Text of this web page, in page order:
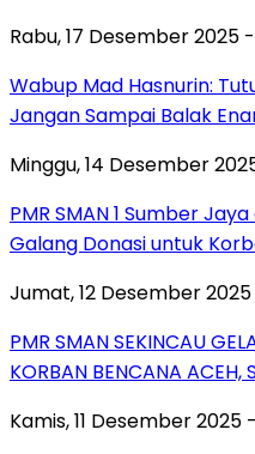
Rabu, 17 Desember 2025 -
Wabup Mad Hasnurin:
Jangan Sampai Balak
Minggu, 14 Desember
PMR SMAN 1 Sumber
Galang Donasi untuk
Jumat, 12 Desember
PMR SMAN SEKINCAU
KORBAN BENCANA ACEH,
Kamis, 11 Desember 2025